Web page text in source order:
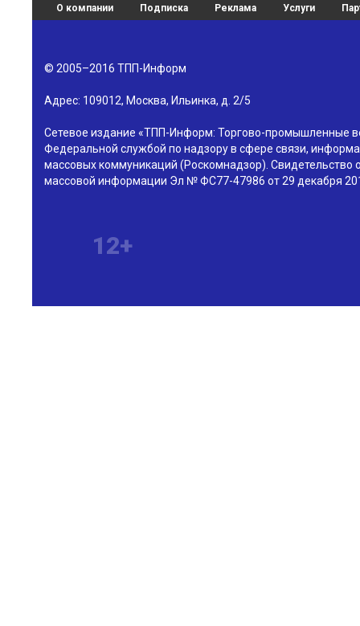
О компании Подписка Реклама Услуги
© 2005–2016 ТПП-Информ
Адрес: 109012, Москва, Ильинка, д. 2/5
Сетевое издание «ТПП-Информ: Торгово-промышленные
Федеральной службой по надзору в сфере связи,
массовых коммуникаций (Роскомнадзор). Свидетельство
массовой информации Эл № ФС77-47986 от 29 декабря
12+